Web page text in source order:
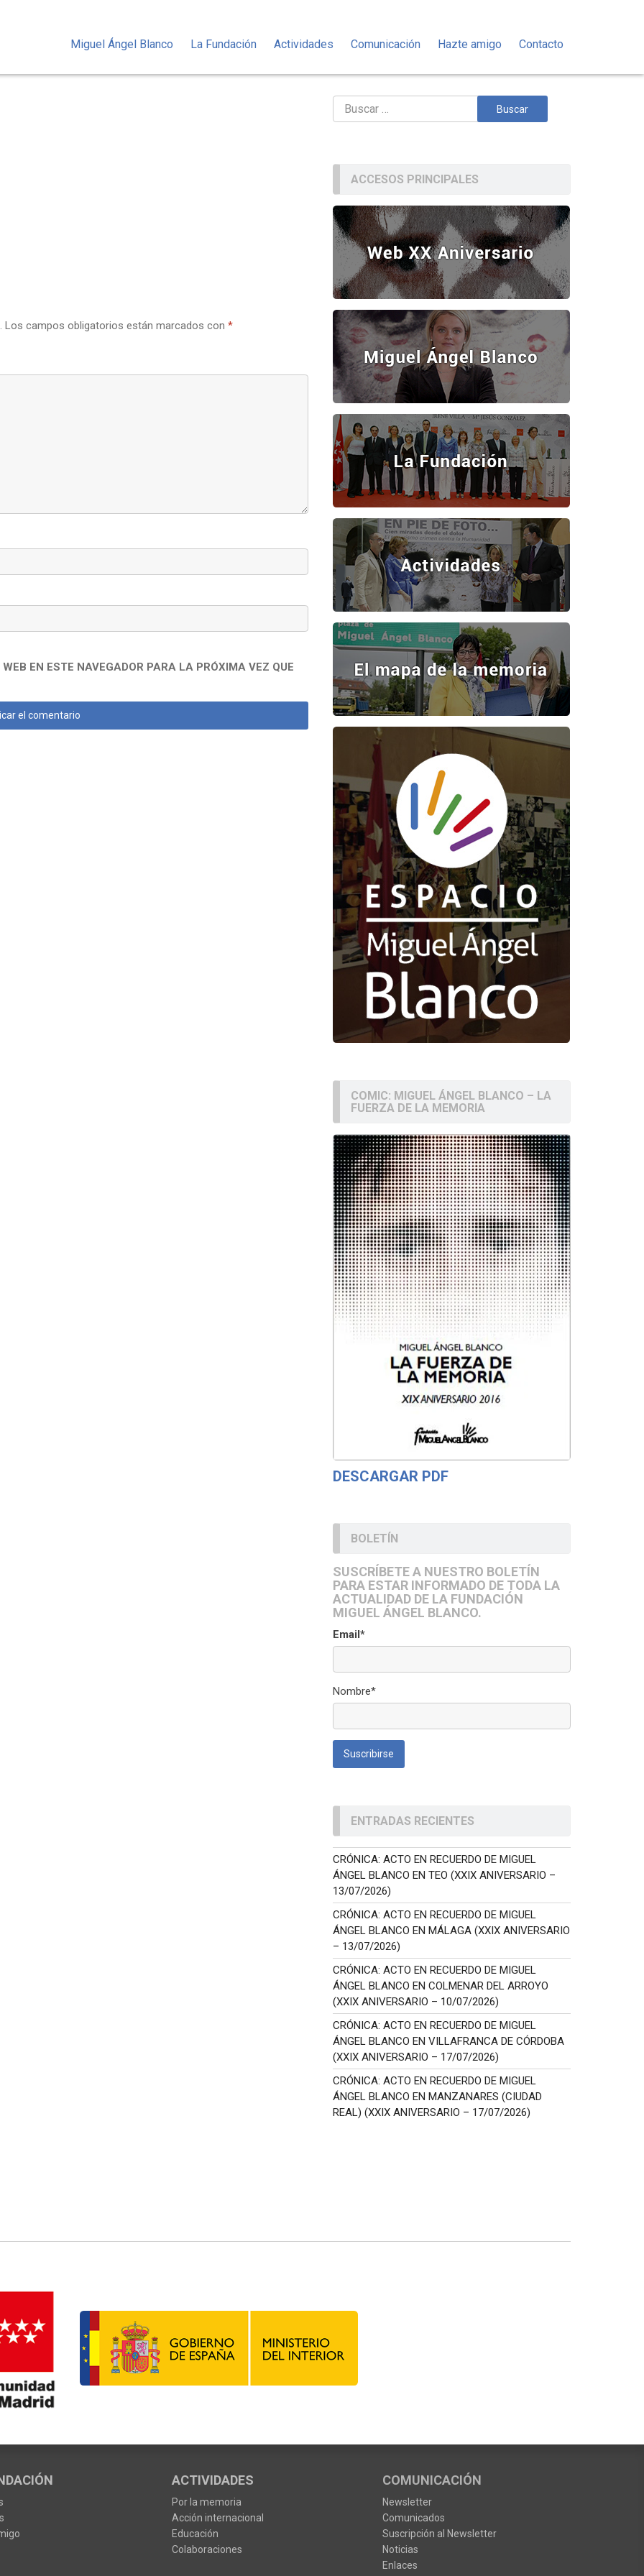
Miguel Ángel Blanco La Fundación Actividades Comunicación Hazte amigo Contacto
Los campos obligatorios están marcados con *
EN ESTE NAVEGADOR PARA LA PRÓXIMA VEZ QUE
Buscar:
ACCESOS PRINCIPALES
COMIC: MIGUEL ÁNGEL BLANCO – LA
FUERZA DE LA MEMORIA
DESCARGAR PDF
BOLETÍN
SUSCRÍBETE A NUESTRO BOLETÍN
PARA ESTAR INFORMADO DE TODA LA
ACTUALIDAD DE LA FUNDACIÓN
MIGUEL ÁNGEL BLANCO.
Email*
Nombre*
ENTRADAS RECIENTES
CRÓNICA: ACTO EN RECUERDO DE MIGUEL
ÁNGEL BLANCO EN TEO (XXIX ANIVERSARIO –
13/07/2026)
CRÓNICA: ACTO EN RECUERDO DE MIGUEL
ÁNGEL BLANCO EN MÁLAGA (XXIX ANIVERSARIO
– 13/07/2026)
CRÓNICA: ACTO EN RECUERDO DE MIGUEL
ÁNGEL BLANCO EN COLMENAR DEL ARROYO
(XXIX ANIVERSARIO – 10/07/2026)
CRÓNICA: ACTO EN RECUERDO DE MIGUEL
ÁNGEL BLANCO EN VILLAFRANCA DE CÓRDOBA
(XXIX ANIVERSARIO – 17/07/2026)
CRÓNICA: ACTO EN RECUERDO DE MIGUEL
ÁNGEL BLANCO EN MANZANARES (CIUDAD
REAL) (XXIX ANIVERSARIO – 17/07/2026)
ACTIVIDADES
Por la memoria
Acción internacional
Educación
Colaboraciones
COMUNICACIÓN
Newsletter
Comunicados
Suscripción al Newsletter
Noticias
Enlaces